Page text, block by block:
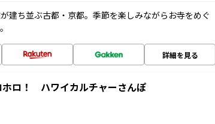
建ち並ぶ古都・京都。季節を楽しみながらお寺をめぐ
詳細を見る
ロ！ ハワイカルチャーさんぽ